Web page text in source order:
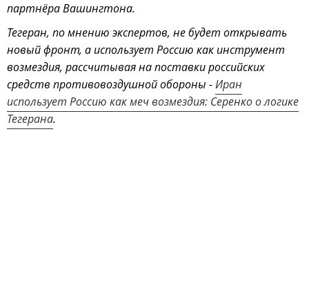
партнёра Вашингтона.
Тегеран, по мнению экспертов, не будет открывать
новый фронт, а использует Россию как инструмент
возмездия, рассчитывая на поставки российских
средств противовоздушной обороны -Иран
использует Россию как меч возмездия: Серенко о логике
Тегерана.